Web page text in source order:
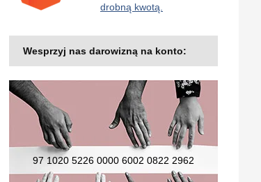
drobną kwotą.
Wesprzyj nas darowizną na konto:
97 1020 5226 0000 6002 0822 2962